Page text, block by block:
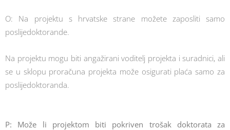
O: Na projektu s hrvatske strane možete zaposliti samo
poslijedoktorande.
Na projektu mogu biti angažirani voditelj projekta i suradnici, ali
se u sklopu proračuna projekta može osigurati plaća samo za
poslijedoktoranda.
P: Može li projektom biti pokriven trošak doktorata za